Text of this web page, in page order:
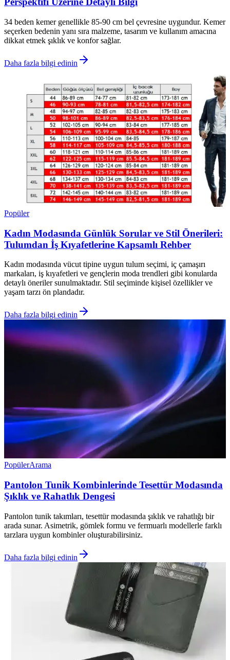
34 beden kemer genellikle 85-90 cm bel çevresine uygundur. Kemer
seçerken bedenin yanı sıra malzeme, tasarım ve kullanım amacına
dikkat etmek şıklık ve konfor sağlar.
Daha fazla bilgi edinin
Popüler
Kadın Modasında Günlük Sorular ve Stil Önerileri:
Tulumdan İş Kıyafetlerine Kapsamlı Rehber
Kadın modasında vücut tipine uygun tulum seçimi, iç çamaşırı
markaları, iş kıyafetleri ve gençlerin moda trendleri gibi konularda
detaylı öneriler sunulmaktadır. Stil seçiminde kişisel özellikler ve
yaşam tarzı ön plandadır.
Daha fazla bilgi edinin
PopülerArama
Pantolon Tunik Kombinlerinde Tesettür Modasında
Şıklık ve Rahatlık Dengesi
Pantolon tunik takımları, tesettür modasında şıklık ve rahatlığı bir
arada sunar. Asimetrik, gömlek formu ve fermuarlı modellerle farklı
tarzlara uygun kombinler oluşturabilirsiniz.
Daha fazla bilgi edinin